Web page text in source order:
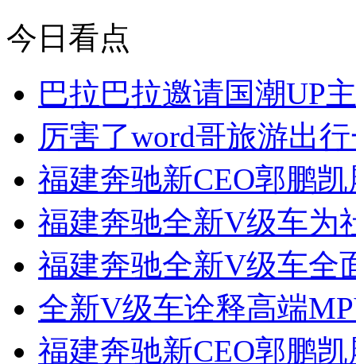
今日看点
巴拉巴拉邀请国潮UP
厉害了word哥旅游出
福建奔驰新CEO郭鹏
福建奔驰全新V级车为
福建奔驰全新V级车全
全新V级车诠释高端
福建奔驰新CEO郭鹏